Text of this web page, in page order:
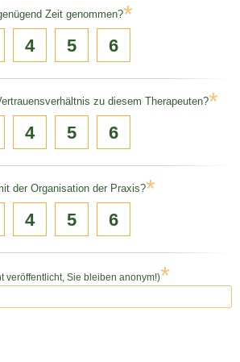
Zeit genommen?*
4 5 6
zu diesem Therapeuten?*
4 5 6
der Organisation der Praxis?*
4 5 6
veröffentlicht, Sie bleiben anonym!)*